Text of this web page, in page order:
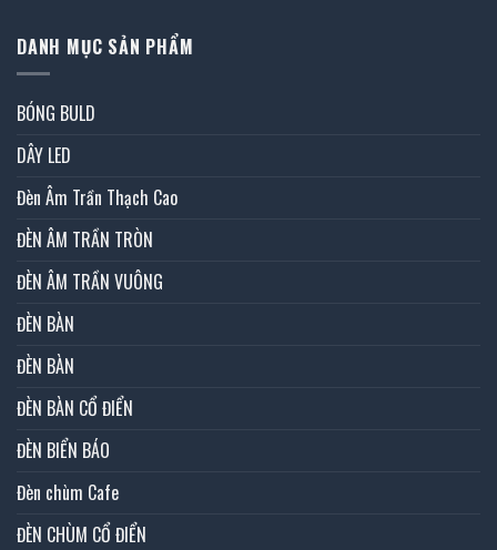
DANH MỤC SẢN PHẨM
BÓNG BULD
DÂY LED
Đèn Âm Trần Thạch Cao
ĐÈN ÂM TRẦN TRÒN
ĐÈN ÂM TRẦN VUÔNG
ĐÈN BÀN
ĐÈN BÀN
ĐÈN BÀN CỔ ĐIỂN
ĐÈN BIỂN BÁO
Đèn chùm Cafe
ĐÈN CHÙM CỔ ĐIỂN